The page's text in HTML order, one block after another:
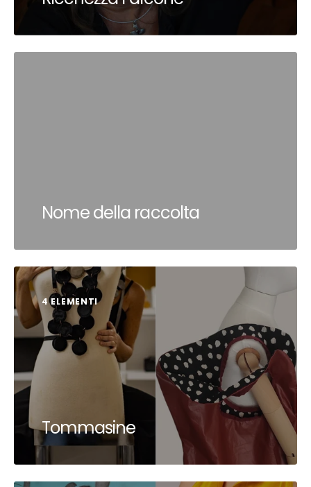
Nome della raccolta
4 ELEMENTI
Tommasine